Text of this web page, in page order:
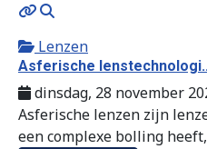
Lenzen
Asferische
dinsdag, 28 november
Asferische lenzen zijn
een complexe bolling heeft,